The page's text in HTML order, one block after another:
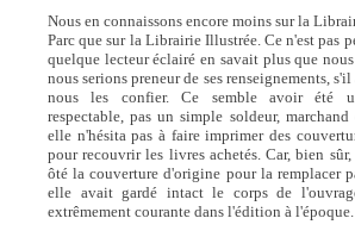
Nous en connaissons encore moins sur la
Parc que sur la Librairie Illustrée. Ce n'est pas
quelque lecteur éclairé en savait plus que
nous serions preneur de ses renseignements,
nous les confier. Ce semble avoir été
respectable, pas un simple soldeur, marchand
elle n'hésita pas à faire imprimer des
pour recouvrir les livres achetés. Car, bien
ôté la couverture d'origine pour la remplacer
elle avait gardé intact le corps de
extrêmement courante dans l'édition à l'époque.